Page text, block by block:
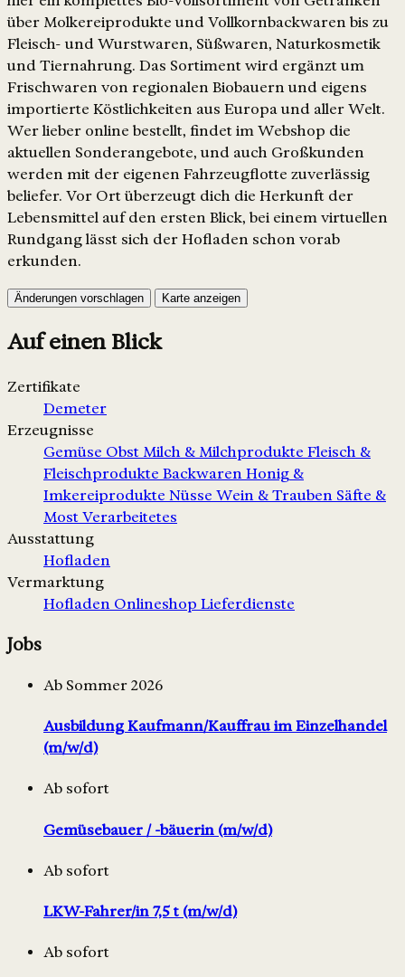
über Molkereiprodukte und Vollkornbackwaren bis zu
Fleisch- und Wurstwaren, Süßwaren, Naturkosmetik
und Tiernahrung. Das Sortiment wird ergänzt um
Frischwaren von regionalen Biobauern und eigens
importierte Köstlichkeiten aus Europa und aller Welt.
Wer lieber online bestellt, findet im Webshop die
aktuellen Sonderangebote, und auch Großkunden
werden mit der eigenen Fahrzeugflotte zuverlässig
beliefer. Vor Ort überzeugt dich die Herkunft der
Lebensmittel auf den ersten Blick, bei einem virtuellen
Rundgang lässt sich der Hofladen schon vorab
erkunden.
Änderungen vorschlagen Karte anzeigen
Auf einen Blick
Zertifikate
Demeter
Erzeugnisse
Gemüse Obst Milch & Milchprodukte Fleisch &
Fleischprodukte Backwaren Honig &
Imkereiprodukte Nüsse Wein & Trauben Säfte &
Most Verarbeitetes
Ausstattung
Hofladen
Vermarktung
Hofladen Onlineshop Lieferdienste
Jobs
Ab Sommer 2026
Ausbildung Kaufmann/Kauffrau im Einzelhandel
(m/w/d)
Ab sofort
Gemüsebauer / -bäuerin (m/w/d)
Ab sofort
LKW-Fahrer/in 7,5 t (m/w/d)
Ab sofort